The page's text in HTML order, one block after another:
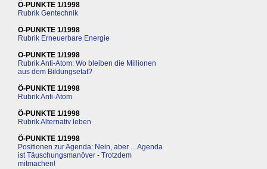
Ö-PUNKTE 1/1998
Rubrik Gentechnik
Ö-PUNKTE 1/1998
Rubrik Erneuerbare Energie
Ö-PUNKTE 1/1998
Rubrik Anti-Atom: Wo bleiben die Millionen
aus dem Bildungsetat?
Ö-PUNKTE 1/1998
Rubrik Anti-Atom
Ö-PUNKTE 1/1998
Rubrik Alternativ leben
Ö-PUNKTE 1/1998
Positionen zur Agenda: Nein, aber ... Agenda
ist Täuschungsmanöver - Trotzdem
mitmachen!